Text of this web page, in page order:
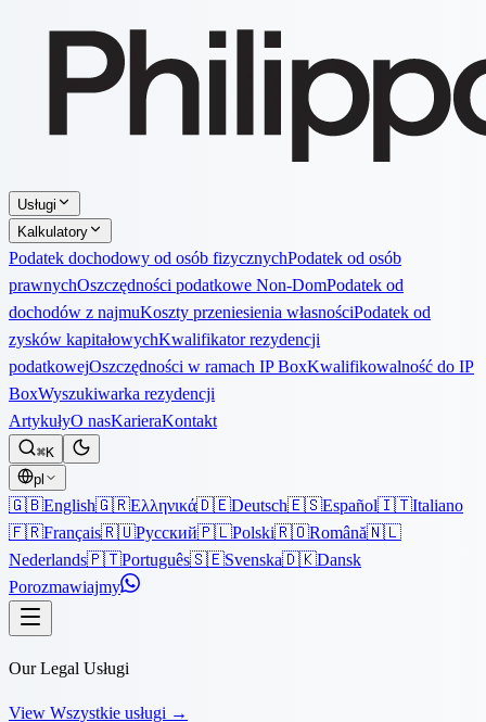
Usługi
Kalkulatory
Podatek dochodowy od osób fizycznychPodatek od osób
prawnychOszczędności podatkowe Non-DomPodatek od
dochodów z najmuKoszty przeniesienia własnościPodatek od
zysków kapitałowychKwalifikator rezydencji
podatkowejOszczędności w ramach IP BoxKwalifikowalność do IP
BoxWyszukiwarka rezydencji
ArtykułyO nasKarieraKontakt
⌘K
pl
🇬🇧English🇬🇷Ελληνικά🇩🇪Deutsch🇪🇸Español🇮🇹Italiano
🇫🇷Français🇷🇺Русский🇵🇱Polski🇷🇴Română🇳🇱
Nederlands🇵🇹Português🇸🇪Svenska🇩🇰Dansk
Porozmawiajmy
Our Legal Usługi
View Wszystkie usługi →